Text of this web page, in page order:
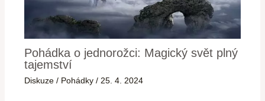
Pohádka o jednorožci: Magický svět plný
tajemství
Diskuze / Pohádky / 25. 4. 2024